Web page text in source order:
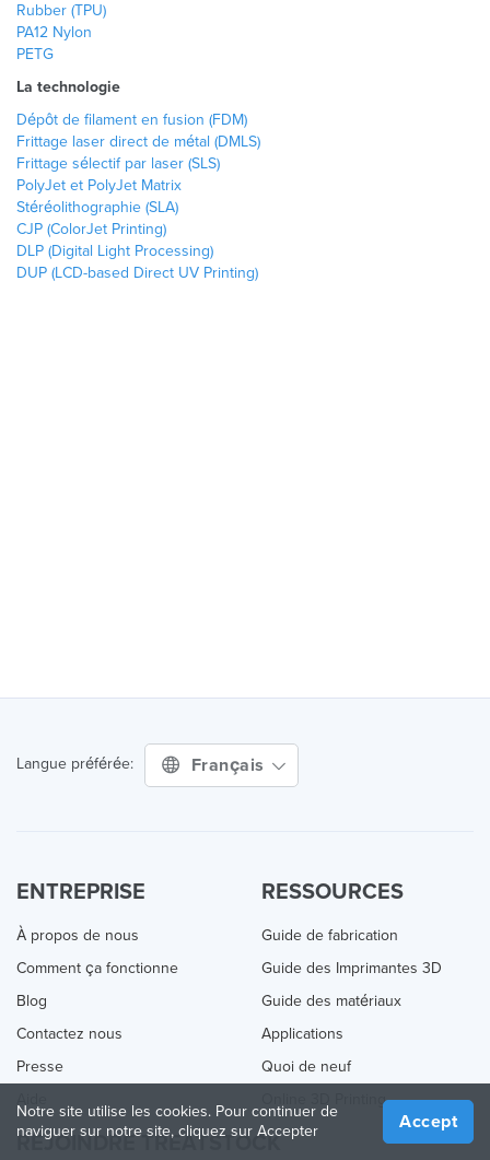
Rubber (TPU)
PA12 Nylon
PETG
La technologie
Dépôt de filament en fusion (FDM)
Frittage laser direct de métal (DMLS)
Frittage sélectif par laser (SLS)
PolyJet et PolyJet Matrix
Stéréolithographie (SLA)
CJP (ColorJet Printing)
DLP (Digital Light Processing)
DUP (LCD-based Direct UV Printing)
Langue préférée: Français
ENTREPRISE
À propos de nous
Comment ça fonctionne
Blog
Contactez nous
Presse
RESSOURCES
Guide de fabrication
Guide des Imprimantes 3D
Guide des matériaux
Applications
Quoi de neuf
Online 3D Printing
REJOINDRE TREATSTOCK
Notre site utilise les cookies. Pour continuer de
naviguer sur notre site, cliquez sur Accepter
Accept